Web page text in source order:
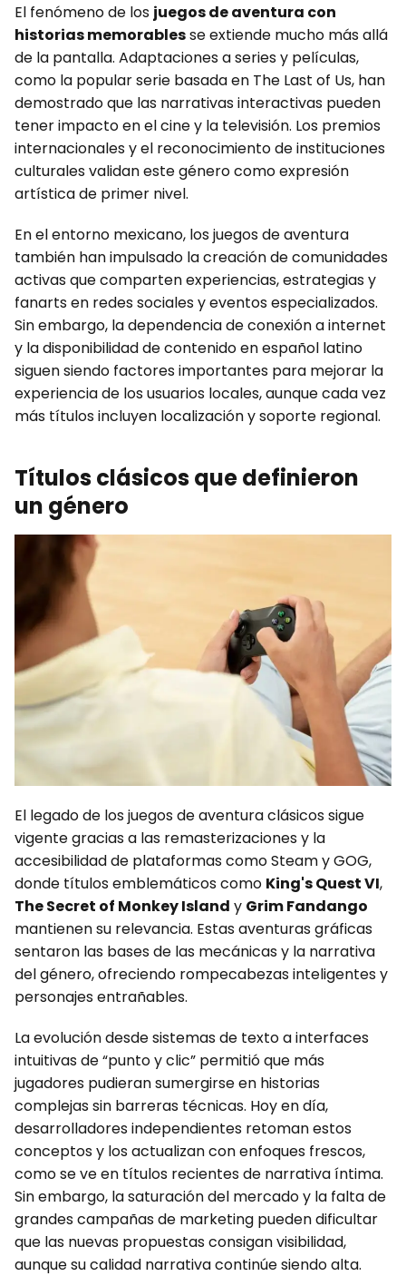
El fenómeno de los juegos de aventura con
historias memorablesse extiende mucho más allá
de la pantalla. Adaptaciones a series y películas,
como la popular serie basada en The Last of Us, han
demostrado que las narrativas interactivas pueden
tener impacto en el cine y la televisión. Los premios
internacionales y el reconocimiento de instituciones
culturales validan este género como expresión
artística de primer nivel.
En el entorno mexicano, los juegos de aventura
también han impulsado la creación de comunidades
activas que comparten experiencias, estrategias y
fanarts en redes sociales y eventos especializados.
Sin embargo, la dependencia de conexión a internet
y la disponibilidad de contenido en español latino
siguen siendo factores importantes para mejorar la
experiencia de los usuarios locales, aunque cada vez
más títulos incluyen localización y soporte regional.
Títulos clásicos que definieron
un género
El legado de los juegos de aventura clásicos sigue
vigente gracias a las remasterizaciones y la
accesibilidad de plataformas como Steam y GOG,
donde títulos emblemáticos como King's Quest VI,
The Secret of Monkey Island y Grim Fandango
mantienen su relevancia. Estas aventuras gráficas
sentaron las bases de las mecánicas y la narrativa
del género, ofreciendo rompecabezas inteligentes y
personajes entrañables.
La evolución desde sistemas de texto a interfaces
intuitivas de “punto y clic” permitió que más
jugadores pudieran sumergirse en historias
complejas sin barreras técnicas. Hoy en día,
desarrolladores independientes retoman estos
conceptos y los actualizan con enfoques frescos,
como se ve en títulos recientes de narrativa íntima.
Sin embargo, la saturación del mercado y la falta de
grandes campañas de marketing pueden dificultar
que las nuevas propuestas consigan visibilidad,
aunque su calidad narrativa continúe siendo alta.